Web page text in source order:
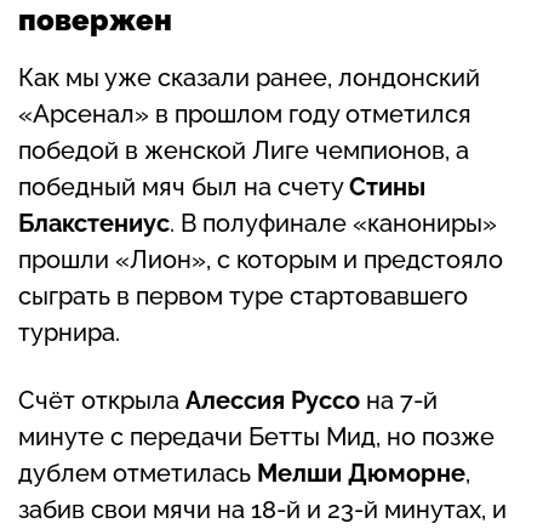
повержен
Как мы уже сказали ранее, лондонский
«Арсенал» в прошлом году отметился
победой в женской Лиге чемпионов, а
победный мяч был на счетуСтины
Блакстениус. В полуфинале «канониры»
прошли «Лион», с которым и предстояло
сыграть в первом туре стартовавшего
турнира.
Счёт открыла Алессия Руссо на 7-й
минуте с передачи Бетты Мид, но позже
дублем отметилась Мелши Дюморне,
забив свои мячи на 18-й и 23-й минутах, и